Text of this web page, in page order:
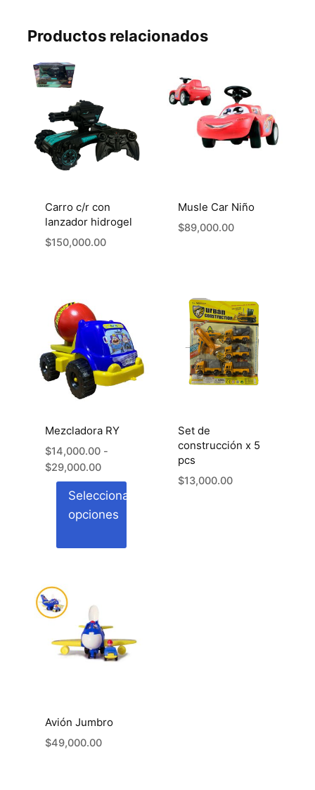
Productos relacionados
Carro c/r con
lanzador hidrogel
$150,000.00
Musle Car Niño
$89,000.00
Mezcladora RY
$14,000.00 -
$29,000.00Rango
de
precios:
desde
hasta
Seleccionar
opciones
tiene
múltiples
variantes.
Las
elegir
en
Set de
construcción x 5
pcs
$13,000.00
Avión Jumbro
$49,000.00